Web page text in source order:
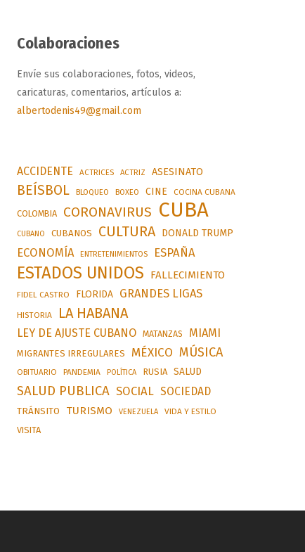
Colaboraciones
Envíe sus colaboraciones, fotos, videos,
caricaturas, comentarios, artículos a:
albertodenis49@gmail.com
ACCIDENTE ACTRICES ACTRIZ ASESINATO
BEÍSBOL BLOQUEO BOXEO CINE COCINA CUBANA
COLOMBIA CORONAVIRUS CUBA
CUBANO CUBANOS CULTURA DONALD TRUMP
ECONOMÍA ENTRETENIMIENTOS ESPAÑA
ESTADOS UNIDOS FALLECIMIENTO
FIDEL CASTRO FLORIDA GRANDES LIGAS
HISTORIA LA HABANA
LEY DE AJUSTE CUBANO MATANZAS MIAMI
MIGRANTES IRREGULARES MÉXICO MÚSICA
OBITUARIO PANDEMIA POLÍTICA RUSIA SALUD
SALUD PUBLICA SOCIAL SOCIEDAD
TRÁNSITO TURISMO VENEZUELA VIDA Y ESTILO
VISITA